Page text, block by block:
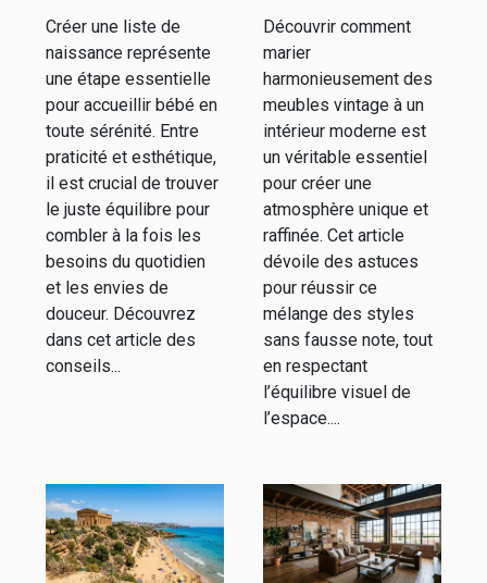
esthétique :
nos conseils
Créer une liste de
naissance représente
une étape essentielle
pour accueillir bébé en
toute sérénité. Entre
praticité et esthétique,
il est crucial de trouver
le juste équilibre pour
combler à la fois les
besoins du quotidien
et les envies de
douceur. Découvrez
dans cet article des
conseils...
un espace
moderne ?
Découvrir comment
marier
harmonieusement des
meubles vintage à un
intérieur moderne est
un véritable essentiel
pour créer une
atmosphère unique et
raffinée. Cet article
dévoile des astuces
pour réussir ce
mélange des styles
sans fausse note, tout
en respectant
l’équilibre visuel de
l’espace....